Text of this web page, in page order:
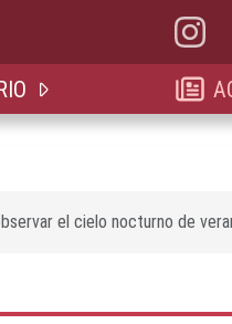
el cielo nocturno de